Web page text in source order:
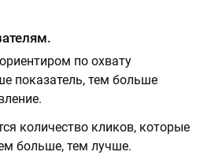
по охвату
показатель, тем больше
количество кликов, которые
больше, тем лучше.